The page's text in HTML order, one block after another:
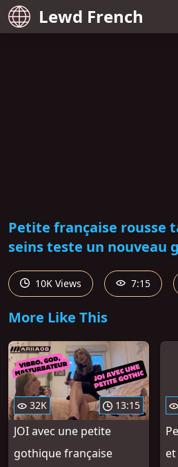
Lewd French
Petite française rousse
seins teste un nouveau
10K Views 7:15
More Like This
32K 13:15
JOI avec une petite
gothique française